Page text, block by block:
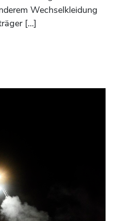
Wechselkleidung
[…]